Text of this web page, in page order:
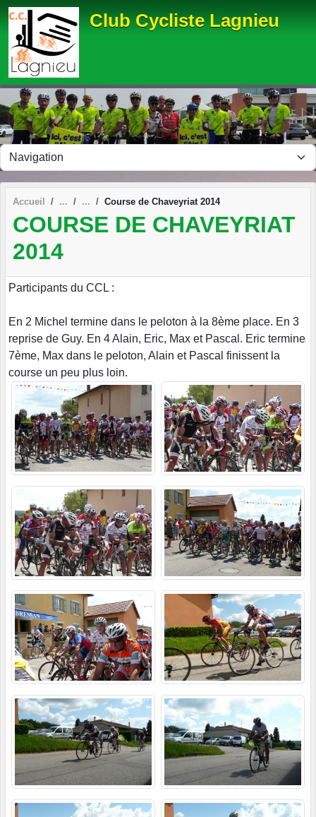
Club Cycliste Lagnieu
Accueil Course de Chaveyriat 2014
COURSE DE CHAVEYRIAT
2014
Participants du CCL :
En 2 Michel termine dans le peloton à la 8ème place. En 3
reprise de Guy. En 4 Alain, Eric, Max et Pascal. Eric termine
7ème, Max dans le peloton, Alain et Pascal finissent la
course un peu plus loin.
Panneau de gestion des cookies